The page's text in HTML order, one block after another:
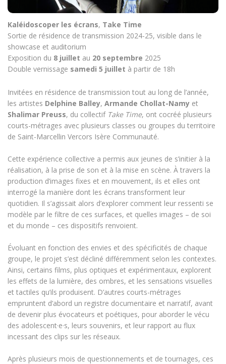
Kaléidoscoper les écrans, Take Time
Sortie de résidence de transmission 2024-25, visible dans le
showcase et auditorium
Exposition du 8 juillet au 20 septembre 2025
Double vernissage samedi 5 juillet à partir de 18h
Invitées en résidence de transmission tout au long de l’année,
les artistes Delphine Balley, Armande Chollat-Namy et
Shalimar Preuss, du collectif Take Time, ont cocréé plusieurs
courts-métrages avec plusieurs classes ou groupes du territoire
de Saint-Marcellin Vercors Isère Communauté.
Cette expérience collective a permis aux jeunes de s’initier à la
réalisation, à la prise de son et à la mise en scène. À travers la
production d’images fixes et en mouvement, ils et elles ont
interrogé la manière dont les écrans transforment leur
quotidien. Il s’agissait alors d’explorer comment leur ressenti se
modèle par le filtre de ces surfaces, et quelles images – de soi
et du monde – ces dispositifs renvoient.
Évoluant en fonction des envies et des spécificités de chaque
groupe, le projet s’est décliné différemment selon les contextes.
Ainsi, certains films, plus optiques et expérimentaux, explorent
les effets de la lumière, des ombres, et les sensations visuelles
et tactiles qu’ils produisent. D’autres courts-métrages
empruntent d’abord un registre documentaire et narratif, avant
de devenir plus évocateurs et poétiques, pour aborder le vécu
des adolescent·e·s, leurs souvenirs, et leur rapport au flux
incessant des clips sur les réseaux.
Après plusieurs mois de questionnements et de tournages, ces